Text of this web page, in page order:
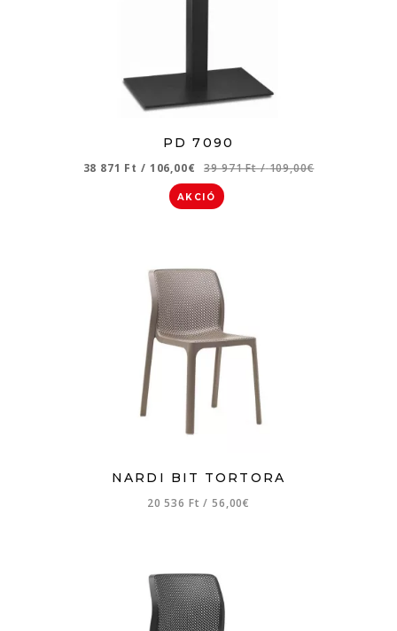
PD 7090
38 871 Ft / 106,00€ 39 971 Ft/ 109,00€
AKCIÓ
NARDI BIT TORTORA
20 536 Ft/ 56,00€